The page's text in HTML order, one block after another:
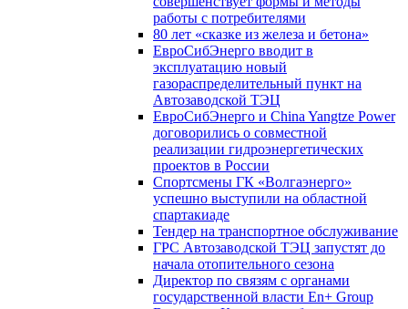
работы с потребителями
80 лет «сказке из железа и бетона»
ЕвроСибЭнерго вводит в
эксплуатацию новый
газораспределительный пункт на
Автозаводской ТЭЦ
ЕвроСибЭнерго и China Yangtze Power
договорились о совместной
реализации гидроэнергетических
проектов в России
Спортсмены ГК «Волгаэнерго»
успешно выступили на областной
спартакиаде
Тендер на транспортное обслуживание
ГРС Автозаводской ТЭЦ запустят до
начала отопительного сезона
Директор по связям с органами
государственной власти En+ Group